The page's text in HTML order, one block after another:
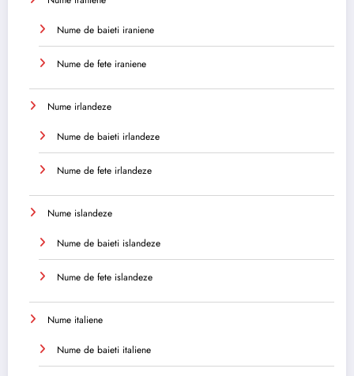
Nume de baieti iraniene
Nume de fete iraniene
Nume irlandeze
Nume de baieti irlandeze
Nume de fete irlandeze
Nume islandeze
Nume de baieti islandeze
Nume de fete islandeze
Nume italiene
Nume de baieti italiene